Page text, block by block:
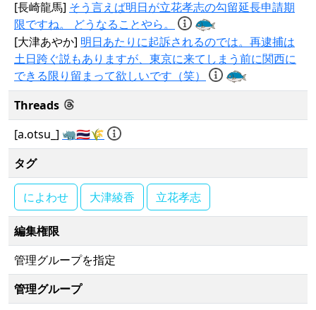
[長崎龍馬] そう言えば明日が立花孝志の勾留延長申請期
限ですね。 どうなることやら。
[大津あやか] 明日あたりに起訴されるのでは。再逮捕は
土日跨ぐ説もありますが、東京に来てしまう前に関西に
できる限り留まって欲しいです（笑）
Threads
[a.otsu_] 🦏🇹🇭🌾
タグ
によわせ 大津綾香 立花孝志
編集権限
管理グループを指定
管理グループ